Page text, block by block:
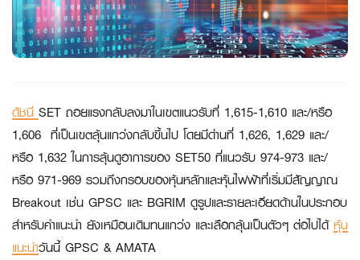
ดัชนี SET ถอยแรงกลับลงมาในเขตแนวรับที่ 1,615-1,610 และ/หรือ
1,606 ที่เป็นเขตลุ้นแกว่งกลับขึ้นไป โดยมีด่านที่ 1,626, 1,629 และ/
หรือ 1,632 ในการลุ้นดูอาการของ SET50 ที่แนวรับ 974-973 และ/
หรือ 971-969 รวมถึงกรอบของหุ้นหลักและหุ้นไฟฟ้าที่เริ่มมีสัญญาณ
Breakout เช่น GPSC และ BGRIM ดูรูปและรายละเอียดด้านในประกอบ
สำหรับคำแนะนำ ยังเหมือนเดิมทนแกว่ง และเลือกลุ้นเป็นตัวๆ ต่อไปได้หุ้น
แนะนำวันนี้ GPSC & AMATA